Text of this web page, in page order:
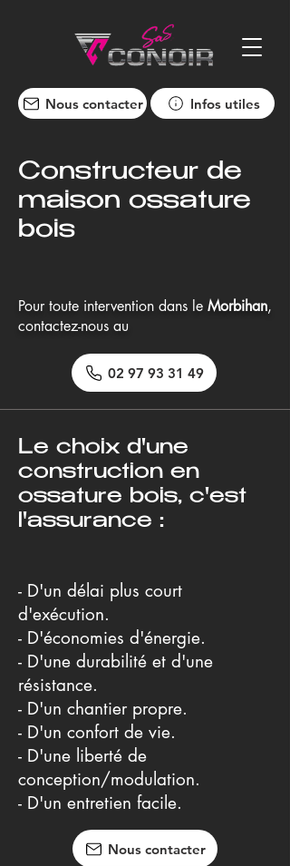
Nous contacter Infos utiles
Constructeur de
maison ossature
bois
Pour toute intervention dans le Morbihan,
contactez-nous au
02 97 93 31 49
Le choix d'une
construction en
ossature bois, c'est
l'assurance :
- D'un délai plus court
d'exécution.
- D'économies d'énergie.
- D'une durabilité et d'une
résistance.
- D'un chantier propre.
- D'un confort de vie.
- D'une liberté de
conception/modulation.
- D'un entretien facile.
Nous contacter